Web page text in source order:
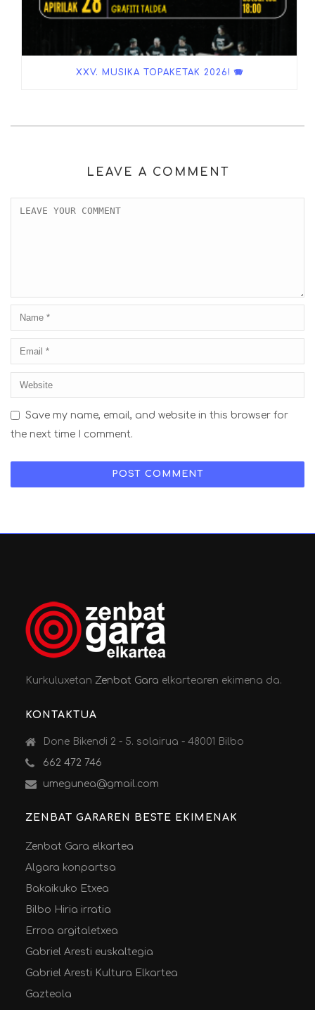
XXV. MUSIKA TOPAKETAK 2026! 🪗
LEAVE A COMMENT
Save my name, email, and website in this browser for
the next time I comment.
KurkuluxetanZenbat Gara elkartearen ekimena da.
KONTAKTUA
Done Bikendi 2 - 5. solairua - 48001 Bilbo
662 472 746
umegunea@gmail.com
ZENBAT GARAREN BESTE EKIMENAK
Zenbat Gara elkartea
Algara konpartsa
Bakaikuko Etxea
Bilbo Hiria irratia
Erroa argitaletxea
Gabriel Aresti euskaltegia
Gabriel Aresti Kultura Elkartea
Gazteola